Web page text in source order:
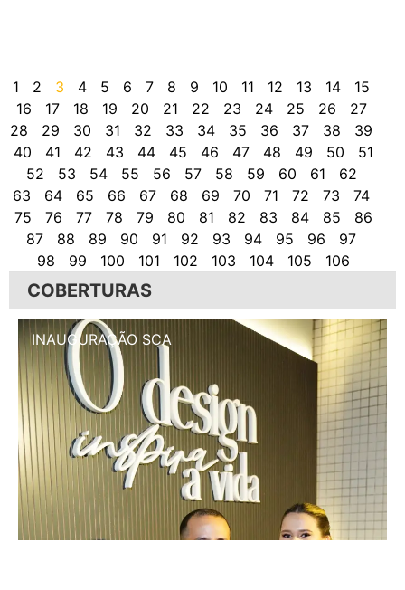
1 2 3 4 5 6 7 8 9 10 11 12 13 14
15
16
17 18 19 20 21 22 23 24 25 26
27
28
29 30 31 32 33 34 35 36 37 38
39
40
41 42 43 44 45 46 47 48 49 50
51
52
53 54 55 56 57 58 59 60 61
62
63
64 65 66 67 68 69 70 71 72 73
74
75
76 77 78 79 80 81 82 83 84 85
86
87
88 89 90 91 92 93 94 95 96
97
98
99 100 101 102 103 104 105 106
COBERTURAS
INAUGURAÇÃO SCA